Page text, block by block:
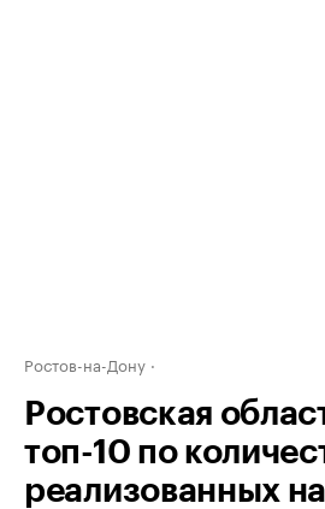
Ростов-на-Дону
Ростовская
топ-10 по
реализованных